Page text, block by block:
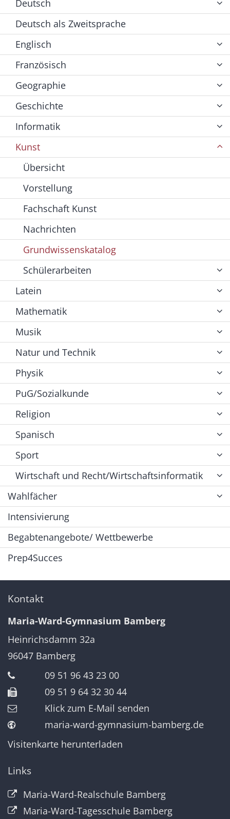
Deutsch
Deutsch als Zweitsprache
Englisch
Französisch
Geographie
Geschichte
Informatik
Kunst
Übersicht
Vorstellung
Fachschaft Kunst
Nachrichten
Grundwissenskatalog
Schülerarbeiten
Latein
Mathematik
Musik
Natur und Technik
Physik
PuG/Sozialkunde
Religion
Spanisch
Sport
Wirtschaft und Recht/Wirtschaftsinformatik
Wahlfächer
Intensivierung
Begabtenangebote/ Wettbewerbe
Prep4Succes
Kontakt
Maria-Ward-Gymnasium Bamberg
Heinrichsdamm 32a
96047 Bamberg
09 51 96 43 23 00
09 51 9 64 32 30 44
Klick zum E-Mail senden
maria-ward-gymnasium-bamberg.de
Visitenkarte herunterladen
Links
Maria-Ward-Realschule Bamberg
Maria-Ward-Tagesschule Bamberg